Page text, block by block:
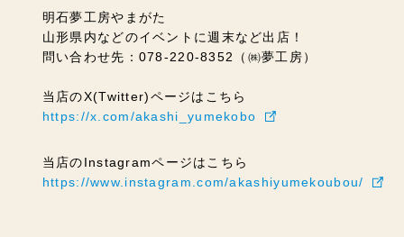
明石夢工房やまがた
山形県内などのイベントに週末など出店！
問い合わせ先：078-220-8352（㈱夢工房）
当店のX(Twitter)ページはこちら
https://x.com/akashi_yumekobo
当店のInstagramページはこちら
https://www.instagram.com/akashiyumekoubou/